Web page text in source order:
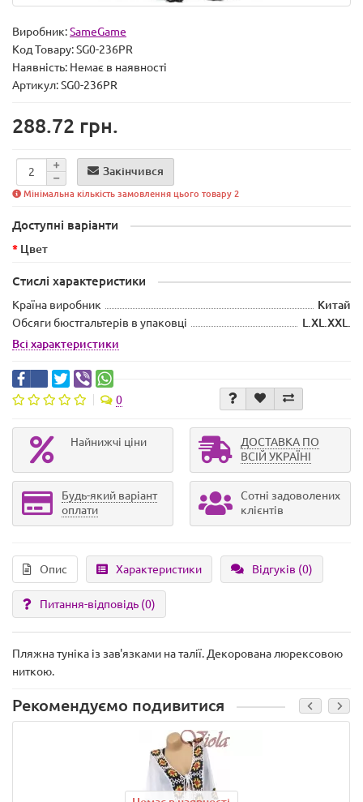
Виробник:SameGame
Код Товару:SG0-236PR
Наявність: Немає в наявності
Артикул: SG0-236PR
288.72 грн.
Закінчився
Мінімальна кількість замовлення цього товару 2
Доступні варіанти
Цвет
Стислі характеристики
Країна виробник
Китай
Обсяги бюстгальтерів в упаковці
L.XL.XXL.
Всі характеристики
0
Найнижчі ціни
ДОСТАВКА ПО
ВСІЙ УКРАЇНІ
Будь-який варіант
оплати
Сотні задоволених
клієнтів
Опис Характеристики Відгуків (0)
Питання-відповідь (0)
Пляжна туніка із зав'язками на талії. Декорована люрексовою
ниткою.
Рекомендуємо подивитися